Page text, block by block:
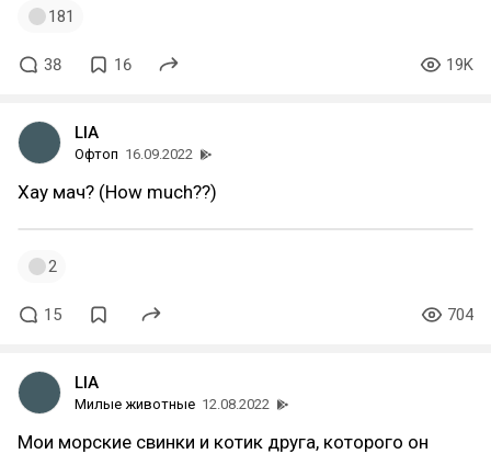
181
38 16 19K
LIA
Офтоп 16.09.2022
Хау мач? (How much??)
2
15 704
LIA
Милые животные 12.08.2022
Мои морские свинки и котик друга, которого он